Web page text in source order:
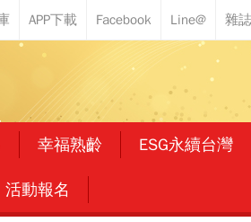
幸福熟齡 ESG永續台灣
活動報名